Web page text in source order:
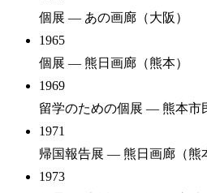
個展 — あの画廊（大阪）
1965
個展 — 熊日画廊（熊本）
1969
留学のための個展 — 熊本市
1971
帰国報告展 — 熊日画廊（熊
1973